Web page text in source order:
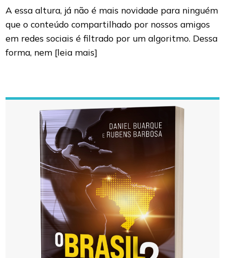
A essa altura, já não é mais novidade para ninguém
que o conteúdo compartilhado por nossos amigos
em redes sociais é filtrado por um algoritmo. Dessa
forma, nem [leia mais]